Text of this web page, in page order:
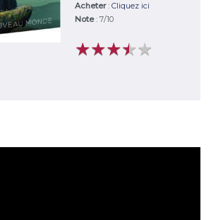
Acheter: Cliquez ici
Note: 7/10
★★★★★
★★★★★